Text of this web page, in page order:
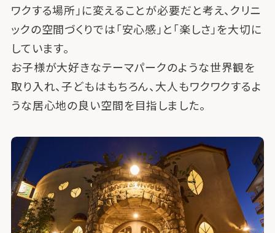
ワクする場所」に変えることが必要だと考え、クリニ
ックの空間づくりでは「安心感」と「楽しさ」を大切に
しています。
お子様が大好きなテーマパークのような世界観を
取り入れ、子どもはもちろん、大人もワクワクするよ
うな居心地の良い空間を目指しました。